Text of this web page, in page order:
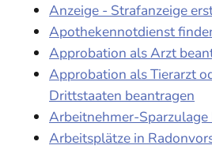
Anzeige - Strafanzeige
Apothekennotdienst
Approbation als Arzt
Approbation als Tierarzt
Drittstaaten beantragen
Arbeitnehmer-Sparzulage
Arbeitsplätze in